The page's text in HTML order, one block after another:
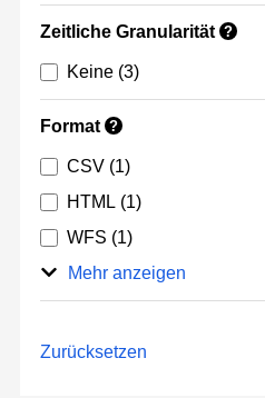
Zeitliche Granularität ?
Keine (3)
Format ?
CSV (1)
HTML (1)
WFS (1)
Mehr anzeigen
Zurücksetzen